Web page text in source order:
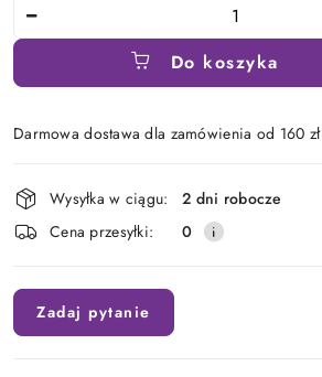
Do koszyka
Darmowa dostawa dla zamówienia od 160 zł
Dostępność
i
dostawa
Wysyłka w ciągu:
2 dni robocze
Cena przesyłki:
0
Zadaj pytanie